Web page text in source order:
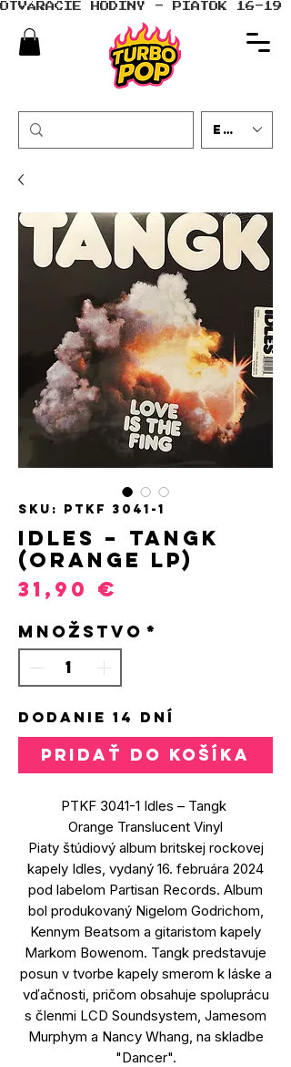
OTVÁRACIE HODINY - PIATOK 16-19
EUR (€)
SKU: PTKF 3041-1
Idles – Tangk
(Orange LP)
31,90 €
Množstvo *
DODANIE 14 DNÍ
PRIDAŤ DO KOŠÍKA
PTKF 3041-1 Idles – Tangk
Orange Translucent Vinyl
Piaty štúdiový album britskej rockovej
kapely Idles, vydaný 16. februára 2024
pod labelom Partisan Records. Album
bol produkovaný Nigelom Godrichom,
Kennym Beatsom a gitaristom kapely
Markom Bowenom. Tangk predstavuje
posun v tvorbe kapely smerom k láske a
vďačnosti, pričom obsahuje spoluprácu
s členmi LCD Soundsystem, Jamesom
Murphym a Nancy Whang, na skladbe
"Dancer".